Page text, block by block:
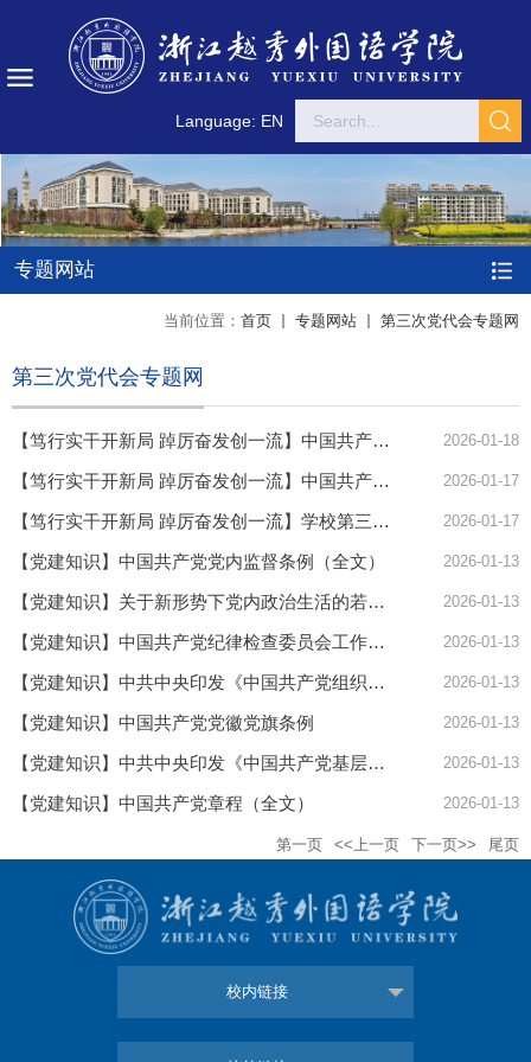
Language: EN
专题网站
当前位置： 首页 专题网站 第三次党代会专题网
第三次党代会专题网
【笃行实干开新局 踔厉奋发创一流】中国共产党浙江越秀外国语学院第三次代表大会胜利闭幕 2026-01-18
【笃行实干开新局 踔厉奋发创一流】中国共产党浙江越秀外国语学院第三次代表大会开幕 2026-01-17
【笃行实干开新局 踔厉奋发创一流】学校第三次党代会各代表团第二次会议举行 2026-01-17
【党建知识】中国共产党党内监督条例（全文） 2026-01-13
【党建知识】关于新形势下党内政治生活的若干准则（全文） 2026-01-13
【党建知识】中国共产党纪律检查委员会工作条例 2026-01-13
【党建知识】中共中央印发《中国共产党组织工作条例》 2026-01-13
【党建知识】中国共产党党徽党旗条例 2026-01-13
【党建知识】中共中央印发《中国共产党基层组织选举工作条例》 2026-01-13
【党建知识】中国共产党章程（全文） 2026-01-13
第一页 <<上一页 下一页>> 尾页
校内链接